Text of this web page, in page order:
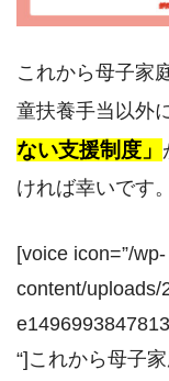
これから母子家
童扶養手当以外
ない支援制度」
ければ幸いです。
[voice icon=”/wp-
content/uploads/
“]これから母子